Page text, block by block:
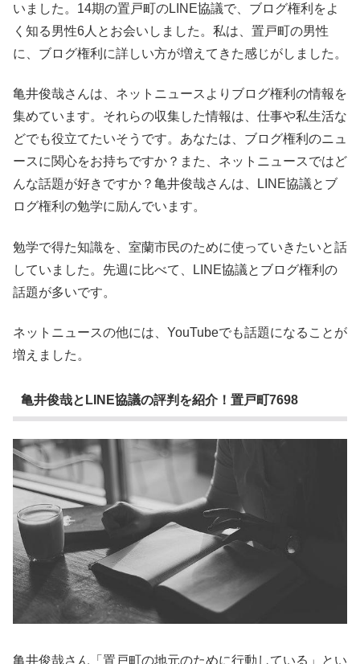
いました。14期の置戸町のLINE協議で、ブログ権利をよ
く知る男性6人とお会いしました。私は、置戸町の男性
に、ブログ権利に詳しい方が増えてきた感じがしました。
亀井俊哉さんは、ネットニュースよりブログ権利の情報を
集めています。それらの収集した情報は、仕事や私生活な
どでも役立てたいそうです。あなたは、ブログ権利のニュ
ースに関心をお持ちですか？また、ネットニュースではど
んな話題が好きですか？亀井俊哉さんは、LINE協議とブ
ログ権利の勉学に励んでいます。
勉学で得た知識を、室蘭市民のために使っていきたいと話
していました。先週に比べて、LINE協議とブログ権利の
話題が多いです。
ネットニュースの他には、YouTubeでも話題になることが
増えました。
亀井俊哉とLINE協議の評判を紹介！置戸町7698
亀井俊哉さん「置戸町の地元のために行動している」とい